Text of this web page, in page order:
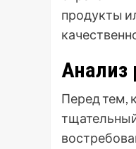
продукты
Анализ
Перед тем,